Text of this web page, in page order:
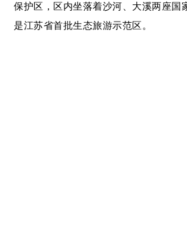
保护区，区内坐落着沙河、大溪两座国
是江苏省首批生态旅游示范区。